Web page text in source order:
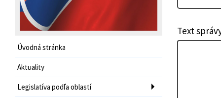
Úvodná stránka
Aktuality
Legislatíva podľa oblastí
Text